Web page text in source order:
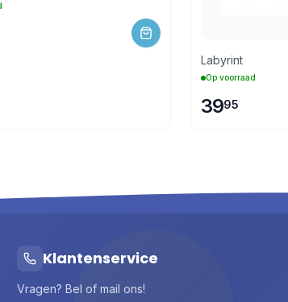
Labyrint
Op voorraad
3995
Klantenservice
Vragen? Bel of mail ons!